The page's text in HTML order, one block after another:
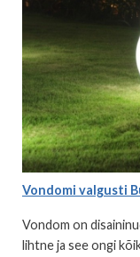
Vondomi valgusti
Vondom on
lihtne ja see ongi